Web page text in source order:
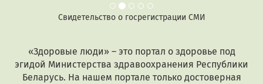
Свидетельство о госрегистрации СМИ
«Здоровые люди» – это портал о здоровье под
эгидой Министерства здравоохранения Республики
Беларусь. На нашем портале только достоверная